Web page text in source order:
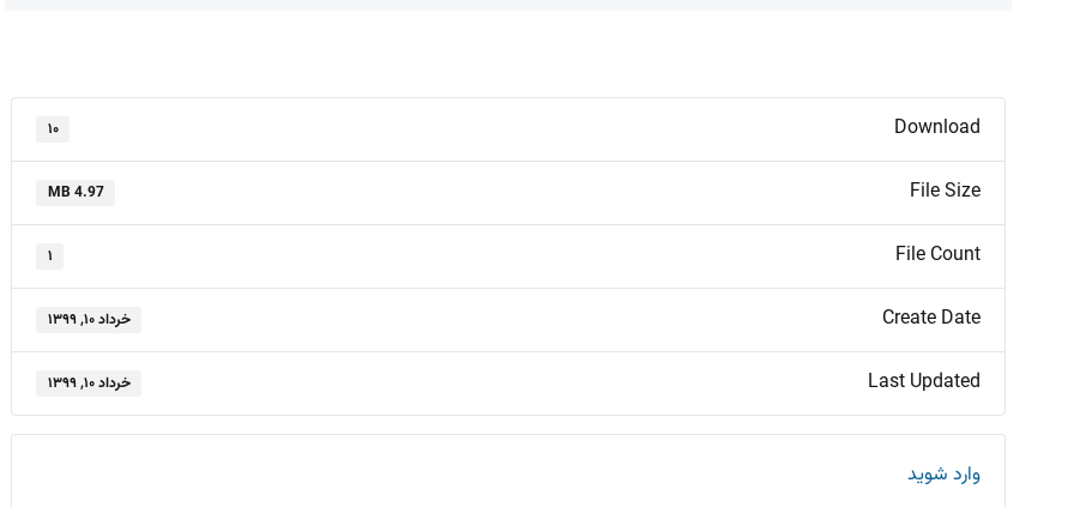
Download ۱۰
File Size
4.97 MB
File Count ۱
Create Date خرداد ۱۰, ۱۳۹۹
Last Updated خرداد ۱۰, ۱۳۹۹
وارد شوید